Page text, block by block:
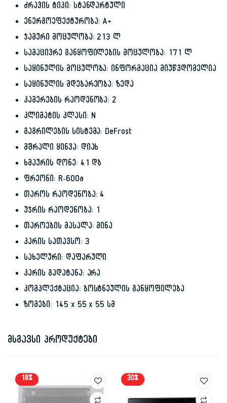
ძრავის ტიპი: სტანდარტული
ენერგოეფექტურობა: A+
ჯამური მოცულობა: 213 ლ
სამაცივრე განყოფილების მოცულობა: 171 ლ
საყინულის მოცულობა: ინფორმაცია მიუწვდომელია
საყინულის მდებარეობა: ზედა
კამერების რაოდენობა: 2
კლიმატის კლასი: N
გაგრილების სისტემა: DeFrost
მშრალი ყინვა: დიახ
ხმაურის დონე: 41 დბ
ფრეონი: R-600a
თაროს რაოდენობა: 4
უჯრის რაოდენობა: 1
თაროების მასალა: მინა
კარის სათავსო: 3
სახელური: დაფარული
კარის გადატანა: არა
კომპლექტაცია: ბოსტნეულის განყოფილება
ზომები: 145 x 55 x 55 სმ
მსგავსი პროდუქტები
18% 30%